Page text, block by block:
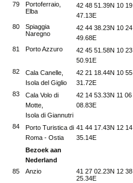
79
Portoferraio,
Elba
42 48 51.39N 10 19
47.13E
80
Spiaggia
Naregno
42 44 38.23N 10 24
49.68E
81 Porto Azzuro
42 45 51.58N 10 23
50.91E
82
Cala Canelle,
Isola del Giglio
42 21 18.44N 10 55
31.72E
83
Cala Volo di
Motte,
Isola di Giannutri
42 14 53.33N 11 06
08.83E
84
Porto Turistica di
Roma - Ostia
41 44 17.43N 12 14
35.14E
Bezoek aan
Nederland
85 Anzio
41 27 02.23N 12 38
25.34E